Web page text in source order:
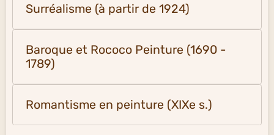
Surréalisme (à partir de 1924)
Baroque et Rococo Peinture (1690 -
1789)
Romantisme en peinture (XIXe s.)